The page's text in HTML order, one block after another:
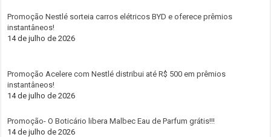
Promoção Nestlé sorteia carros elétricos BYD e oferece prêmios
instantâneos!
14 de julho de 2026
Promoção Acelere com Nestlé distribui até R$ 500 em prêmios
instantâneos!
14 de julho de 2026
Promoção- O Boticário libera Malbec Eau de Parfum grátis!!!
14 de julho de 2026